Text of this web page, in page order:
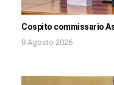
Cospito commissario
8 Agosto 2026